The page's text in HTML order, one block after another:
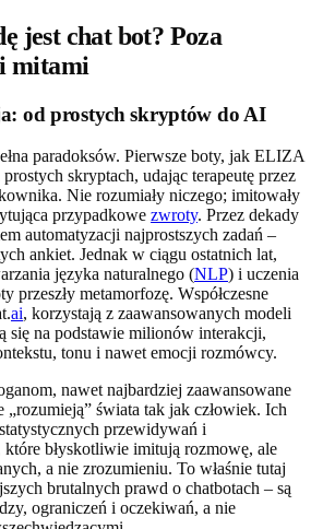
jest chat bot? Poza
mitami
od prostych skryptów do AI
paradoksów. Pierwsze boty, jak ELIZA
skryptach, udając terapeutę przez
Nie rozumiały niczego; imitowały
przypadkowe zwroty. Przez dekady
automatyzacji najprostszych zadań –
ankiet. Jednak w ciągu ostatnich lat,
języka naturalnego (NLP) i uczenia
przeszły metamorfozę. Współczesne
ai, korzystają z zaawansowanych modeli
się na podstawie milionów interakcji,
tonu i nawet emocji rozmówcy.
nawet najbardziej zaawansowane
„rozumieją” świata tak jak człowiek. Ich
przewidywań i
które błyskotliwie imitują rozmowę, ale
a nie zrozumieniu. To właśnie tutaj
brutalnych prawd o chatbotach – są
ograniczeń i oczekiwań, a nie